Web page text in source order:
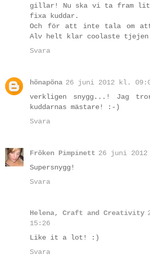
gillar! Nu ska vi ta fram
fixa kuddar.
Och för att inte tala om
Alv helt klar coolaste
Svara
hönapöna 26 juni 2012 kl.
verkligen snygg...! Jag
kuddarnas mästare! :-)
Svara
Fröken Pimpinett 26 juni
Supersnygg!
Svara
Helena, Craft and Creativity
15:26
Like it a lot! :)
Svara